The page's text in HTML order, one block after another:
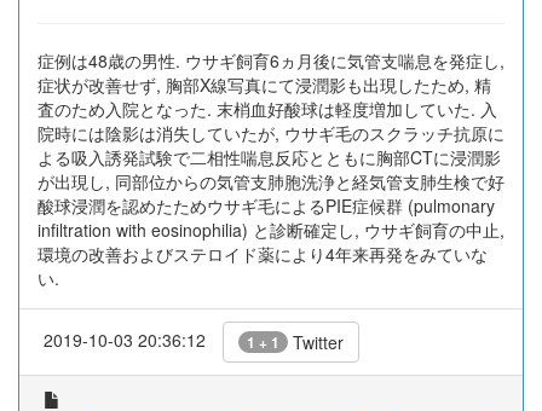
症例は48歳の男性. ウサギ飼育6ヵ月後に気管支喘息を発症し,
症状が改善せず, 胸部X線写真にて浸潤影も出現したため, 精
査のため入院となった. 末梢血好酸球は軽度増加していた. 入
院時には陰影は消失していたが, ウサギ毛のスクラッチ抗原に
よる吸入誘発試験で二相性喘息反応とともに胸部CTに浸潤影
が出現し, 同部位からの気管支肺胞洗浄と経気管支肺生検で好
酸球浸潤を認めたためウサギ毛によるPIE症候群 (pulmonary
infiltration with eosinophilia) と診断確定し, ウサギ飼育の中止,
環境の改善およびステロイド薬により4年来再発をみていな
い.
2019-10-03 20:36:12 1 + 1 Twitter